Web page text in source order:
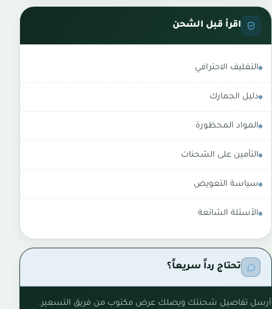
اقرأ قبل الشحن
التغليف الاحترافي
دليل الجمارك
المواد المحظورة
التأمين على الشحنات
سياسة التعويض
الأسئلة الشائعة
تحتاج رداً سريعاً؟
أرسل تفاصيل شحنتك ويصلك عرض مكتوب من فريق التسعير.